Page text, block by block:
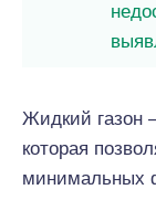
Жидкий газон
которая
минимальных